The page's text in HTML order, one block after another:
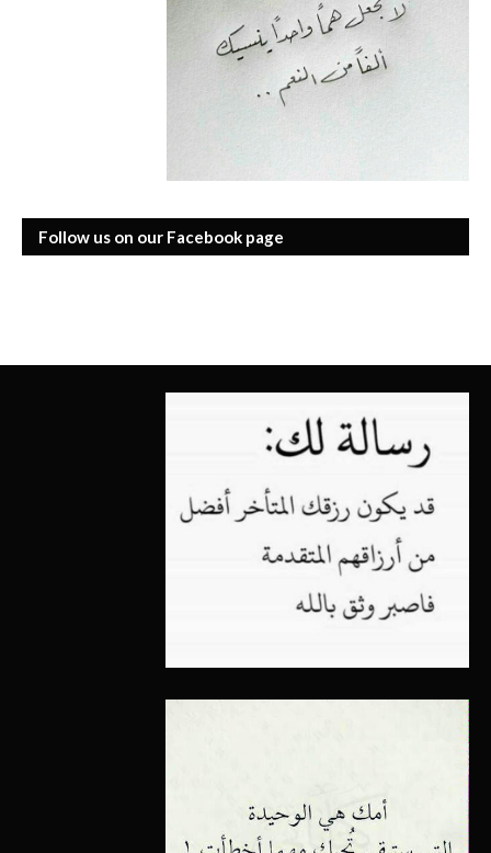
Follow us on our Facebook page